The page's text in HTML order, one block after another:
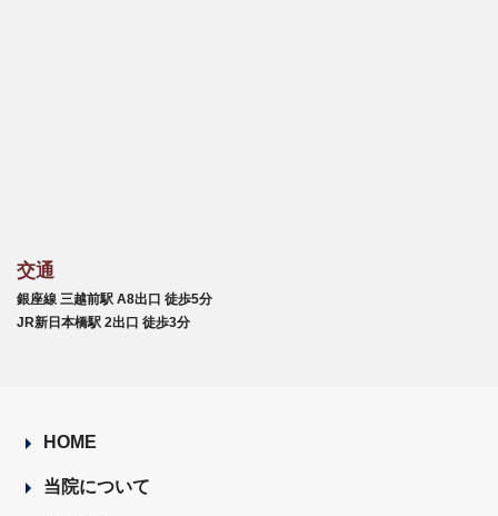
交通
銀座線 三越前駅 A8出口 徒歩5分
JR新日本橋駅 2出口 徒歩3分
HOME
当院について